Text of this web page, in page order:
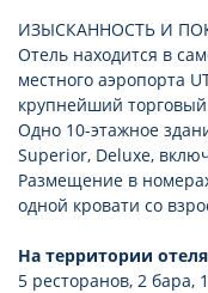
ИЗЫСКАННОСТЬ И
Отель находится в
местного аэропорта
крупнейший
Одно 10-этажное
Superior, Deluxe,
Размещение в
одной кровати со
На территории
5 ресторанов, 2 бара,